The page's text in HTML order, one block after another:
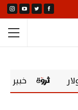
خبير اقتصادي: